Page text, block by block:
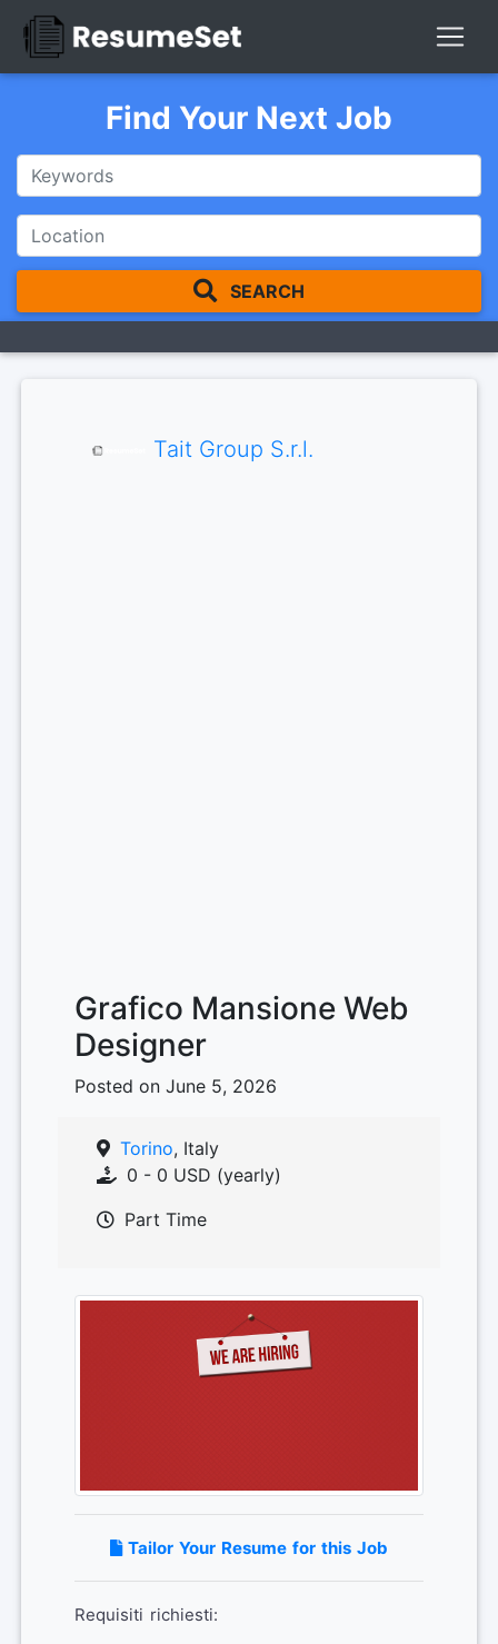
Find Your Next Job
SEARCH
Tait Group S.r.l.
Grafico Mansione Web
Designer
Posted on June 5, 2026
Torino, Italy
0 - 0 USD (yearly)
Part Time
Tailor Your Resume for this Job
Requisiti richiesti: